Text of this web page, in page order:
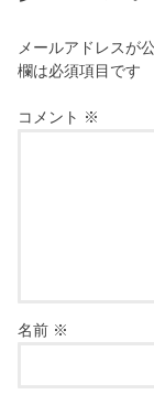
メールアドレスが
欄は必須項目です
コメント ※
名前 ※